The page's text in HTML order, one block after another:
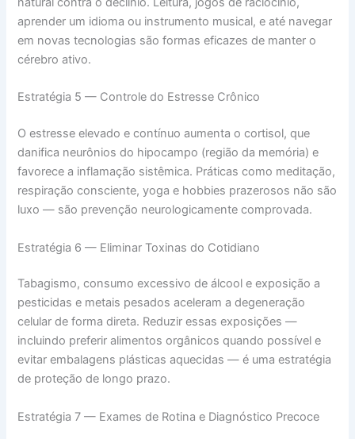
aprender um idioma ou instrumento musical, e até navegar
em novas tecnologias são formas eficazes de manter o
cérebro ativo.
Estratégia 5 — Controle do Estresse Crônico
O estresse elevado e contínuo aumenta o cortisol, que
danifica neurônios do hipocampo (região da memória) e
favorece a inflamação sistêmica. Práticas como meditação,
respiração consciente, yoga e hobbies prazerosos não são
luxo — são prevenção neurologicamente comprovada.
Estratégia 6 — Eliminar Toxinas do Cotidiano
Tabagismo, consumo excessivo de álcool e exposição a
pesticidas e metais pesados aceleram a degeneração
celular de forma direta. Reduzir essas exposições —
incluindo preferir alimentos orgânicos quando possível e
evitar embalagens plásticas aquecidas — é uma estratégia
de proteção de longo prazo.
Estratégia 7 — Exames de Rotina e Diagnóstico Precoce